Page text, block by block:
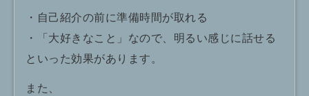
・自己紹介の前に準備時間が取れる
・「大好きなこと」なので、明るい感じに話せる
といった効果があります。
また、